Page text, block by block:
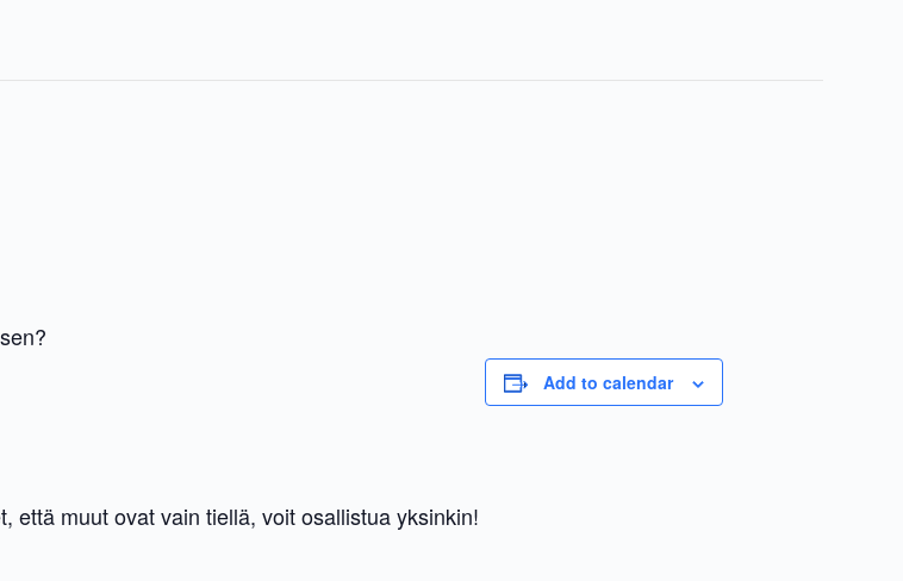
että muut ovat vain tiellä, voit osallistua yksinkin!
Add to calendar